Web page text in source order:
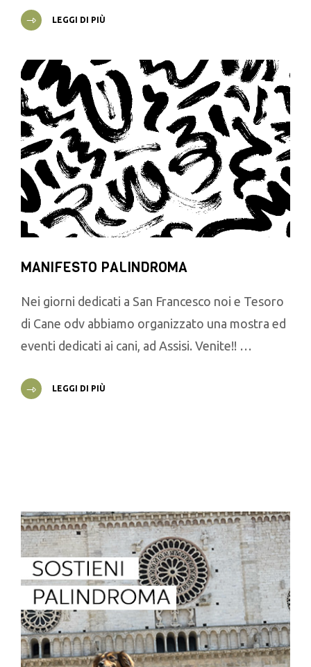
LEGGI DI PIÙ
MANIFESTO PALINDROMA
Nei giorni dedicati a San Francesco noi e Tesoro
di Cane odv abbiamo organizzato una mostra ed
eventi dedicati ai cani, ad Assisi. Venite!! …
LEGGI DI PIÙ